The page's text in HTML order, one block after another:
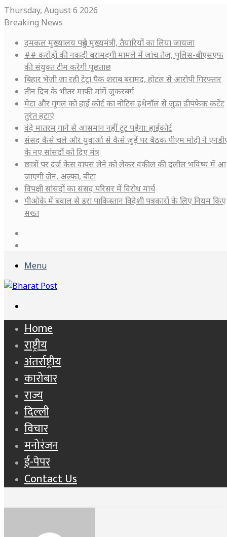
Thursday, August 6 2026
Breaking News
दमकल मुख्यालय पहुंचे मुख्यमंत्री, तैयारियों का लिया जायजा
## करोड़ों की नकदी बरामदगी मामले में जांच तेज, पुलिस-बीएसएफ
की संयुक्त टीम करेगी पूछताछ
बिहार भेजी जा रही टेट्रा पैक शराब बरामद, होटल से आरोपी गिरफ्तार
तीन दिन के भीतर माफी मांगें जुकरबर्ग
मेटा और गूगल को हाई कोर्ट का नोटिस इथेनॉल से जुड़ा डीपफेक कटेंट
तुरंत हटाएं
वंदे मातरम् गाने से आसमान नहीं टूट पड़ेगा: हाईकोर्ट
संसद कैसे चले और युवाओं से कैसे जुड़ें पर बैठक पीएम मोदी ने
के नए सांसदों को दिए मंत्र
छात्रों पर दर्ज केस वापस लेने को लेकर वकील की दलील भविष्य में आ
जाएगी जेन, अल्फा, बीटा
विपक्षी सांसदों का संसद परिसर में विरोध मार्च
पीओके में बवाल से डरा पाकिस्तान विदेशी पत्रकारों के लिए नियम किए
सख्त
Menu
for
Home
राष्ट्रीय
अंतर्राष्ट्रीय
कारोबार
राज्य
दिल्ली
विचार
मनोरंजन
ई-पेपर
Contact Us